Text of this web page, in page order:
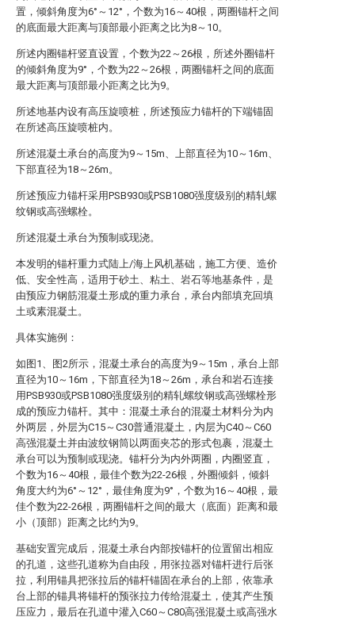
置，倾斜角度为6°～12°，个数为16～40根，两圈锚杆之间
的底面最大距离与顶部最小距离之比为8～10。
所述内圈锚杆竖直设置，个数为22～26根，所述外圈锚杆
的倾斜角度为9°，个数为22～26根，两圈锚杆之间的底面
最大距离与顶部最小距离之比为9。
所述地基内设有高压旋喷桩，所述预应力锚杆的下端锚固
在所述高压旋喷桩内。
所述混凝土承台的高度为9～15m、上部直径为10～16m、
下部直径为18～26m。
所述预应力锚杆采用PSB930或PSB1080强度级别的精轧螺
纹钢或高强螺栓。
所述混凝土承台为预制或现浇。
本发明的锚杆重力式陆上/海上风机基础，施工方便、造价
低、安全性高，适用于砂土、粘土、岩石等地基条件，是
由预应力钢筋混凝土形成的重力承台，承台内部填充回填
土或素混凝土。
具体实施例：
如图1、图2所示，混凝土承台的高度为9～15m，承台上部
直径为10～16m，下部直径为18～26m，承台和岩石连接
用PSB930或PSB1080强度级别的精轧螺纹钢或高强螺栓形
成的预应力锚杆。其中：混凝土承台的混凝土材料分为内
外两层，外层为C15～C30普通混凝土，内层为C40～C60
高强混凝土并由波纹钢筒以两面夹芯的形式包裹，混凝土
承台可以为预制或现浇。锚杆分为内外两圈，内圈竖直，
个数为16～40根，最佳个数为22-26根，外圈倾斜，倾斜
角度大约为6°～12°，最佳角度为9°，个数为16～40根，最
佳个数为22-26根，两圈锚杆之间的最大（底面）距离和最
小（顶部）距离之比约为9。
基础安置完成后，混凝土承台内部按锚杆的位置留出相应
的孔道，这些孔道称为自由段，用张拉器对锚杆进行后张
拉，利用锚具把张拉后的锚杆锚固在承台的上部，依靠承
台上部的锚具将锚杆的预张拉力传给混凝土，使其产生预
压应力，最后在孔道中灌入C60～C80高强混凝土或高强水